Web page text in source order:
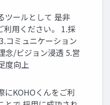
ツールとして 是⾮
利⽤ください。 1.採
コミュニケーション
念/ビジョン浸透 5.営
度向上
にKOHOくんをご利